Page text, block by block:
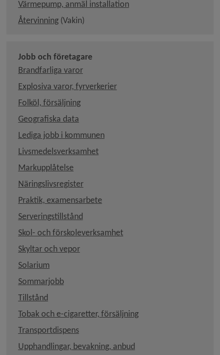
Värmepump, anmäl installation
ÅtervinningLänk till annan webbplats, öppnas i nytt
(Vakin)
Jobb och företagare
Brandfarliga varor
Explosiva varor, fyrverkerier
Folköl, försäljning
Geografiska dataLänk till annan webbplats, öppnas i
Lediga jobb i kommunen
Livsmedelsverksamhet
MarkupplåtelseLänk till annan webbplats, öppnas i nytt
NäringslivsregisterLänk till annan webbplats, öppnas i
Praktik, examensarbete
Serveringstillstånd
Skol- och förskoleverksamhet
Skyltar och vepor
SolariumLänk till annan webbplats, öppnas i nytt fönster.
Sommarjobb
Tillstånd
Tobak och e-cigaretter, försäljning
Transportdispens
Upphandlingar, bevakning, anbud